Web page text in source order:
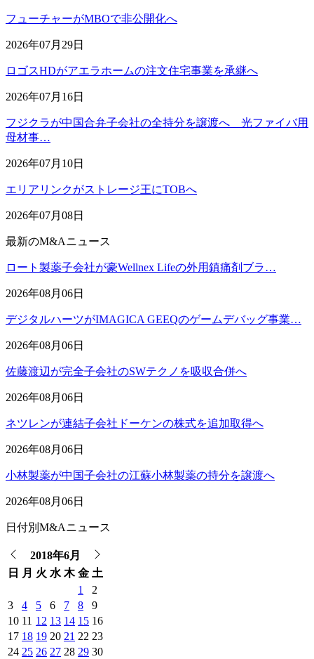
フューチャーがMBOで非公開化へ
2026年07月29日
ロゴスHDがアエラホームの注文住宅事業を承継へ
2026年07月16日
フジクラが中国合弁子会社の全持分を譲渡へ 光ファイバ用
母材事…
2026年07月10日
エリアリンクがストレージ王にTOBへ
2026年07月08日
最新のM&Aニュース
ロート製薬子会社が豪Wellnex Lifeの外用鎮痛剤ブラ…
2026年08月06日
デジタルハーツがIMAGICA GEEQのゲームデバッグ事業…
2026年08月06日
佐藤渡辺が完全子会社のSWテクノを吸収合併へ
2026年08月06日
ネツレンが連結子会社ドーケンの株式を追加取得へ
2026年08月06日
小林製薬が中国子会社の江蘇小林製薬の持分を譲渡へ
2026年08月06日
日付別M&Aニュース
2018年6月
日 月 火 水 木 金 土
1
2
3
4 5 6 7 8
9
10 11 12 13 14 15 16
17 18 19 20 21 22 23
24 25 26 27 28 29 30